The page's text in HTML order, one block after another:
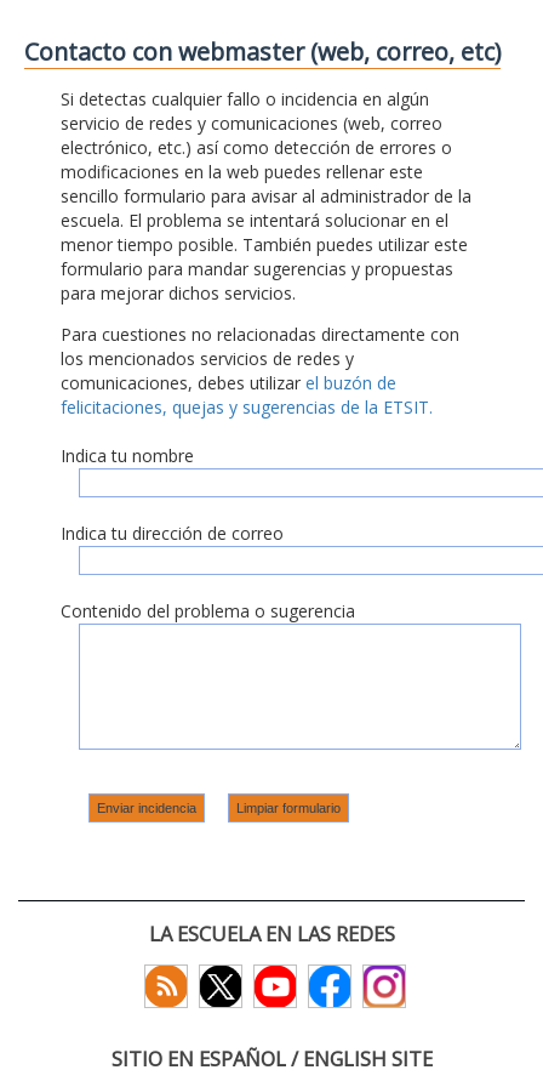
Contacto con webmaster (web, correo, etc)
Si detectas cualquier fallo o incidencia en algún
servicio de redes y comunicaciones (web, correo
electrónico, etc.) así como detección de errores o
modificaciones en la web puedes rellenar este
sencillo formulario para avisar al administrador de la
escuela. El problema se intentará solucionar en el
menor tiempo posible. También puedes utilizar este
formulario para mandar sugerencias y propuestas
para mejorar dichos servicios.
Para cuestiones no relacionadas directamente con
los mencionados servicios de redes y
comunicaciones, debes utilizar el buzón de
felicitaciones, quejas y sugerencias de la ETSIT.
Indica tu nombre
Indica tu dirección de correo
Contenido del problema o sugerencia
LA ESCUELA EN LAS REDES
SITIO EN ESPAÑOL / ENGLISH SITE